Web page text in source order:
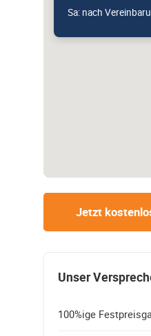
Sa: nach
Jetzt
Unser
100%ige